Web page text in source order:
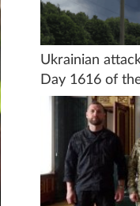
Ukrainian
Day 1616 of